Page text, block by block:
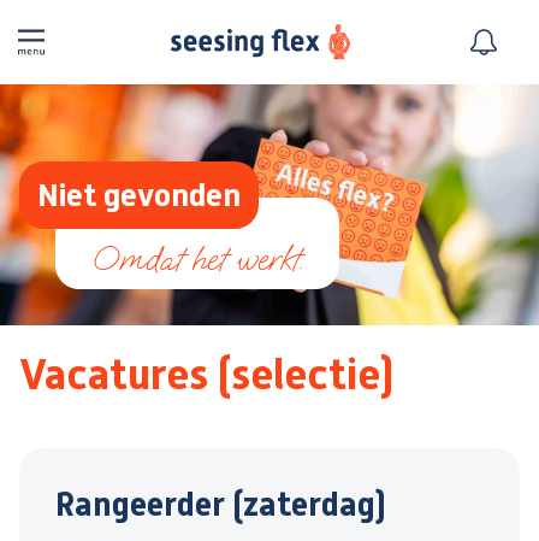
Niet gevonden
Vacatures (selectie)
Rangeerder (zaterdag)